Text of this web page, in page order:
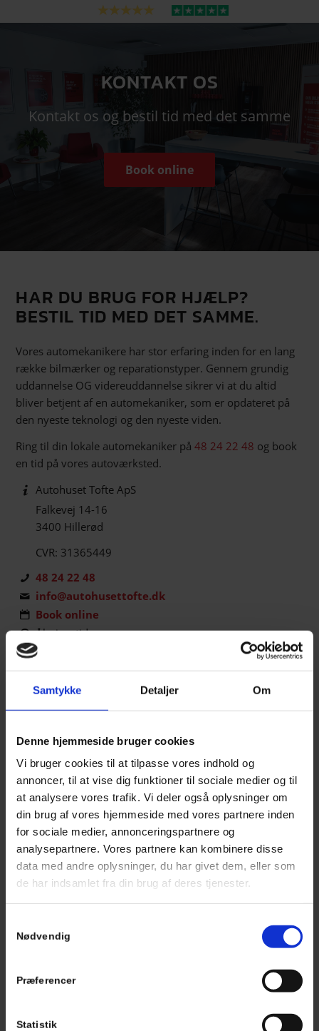
Samtykke Detaljer Om
Denne hjemmeside bruger cookies
Vi bruger cookies til at tilpasse vores indhold og
annoncer, til at vise dig funktioner til sociale medier og til
at analysere vores trafik. Vi deler også oplysninger om
din brug af vores hjemmeside med vores partnere inden
for sociale medier, annonceringspartnere og
analysepartnere. Vores partnere kan kombinere disse
data med andre oplysninger, du har givet dem, eller som
de har indsamlet fra din brug af deres tjenester.
Nødvendig
Præferencer
Statistik
KONTAKT OS
Kontakt os og bestil tid med det samme
Book online
SKRIV TIL OS
Ring til os på48 24 22 48eller skriv
påinfo@autohusettofte.dkog vi kontakter dig for
booking af tid hurtigst muligt.
Du kan også kontakte os ved at udfylde
formularen herunder:
HAR DU BRUG FOR HJÆLP?
BESTIL TID MED DET SAMME.
Vores automekanikere har stor erfaring inden for en lang
række bilmærker og reparationstyper. Gennem grundig
uddannelse OG videreuddannelse sikrer vi at du altid
bliver betjent af en automekaniker, som er opdateret på
den nyeste teknologi og den nyeste viden.
Ring til din lokale automekaniker på48 24 22 48 og book
en tid på vores autoværksted.
Autohuset Tofte ApS
Falkevej 14-16
3400 Hillerød
CVR: 31365449
48 24 22 48
info@autohusettofte.dk
Book online
Åbningstider
Mandag – Torsdag: 07:30 – 16:30
Fredag: 07:30 – 15:00
Lørdag – Søndag: Lukket